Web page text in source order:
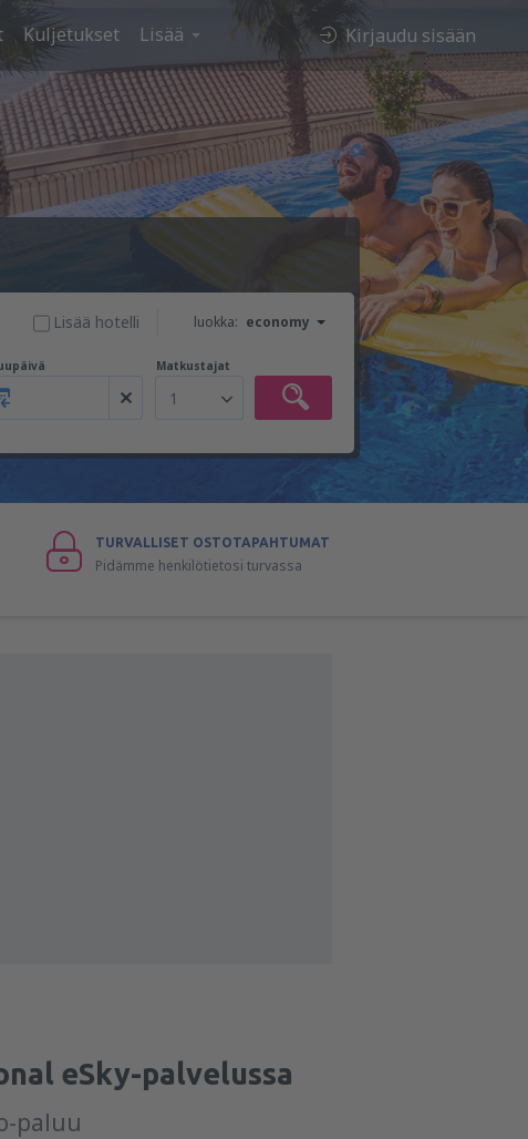
Kuljetukset Lisää Kirjaudu sisään
luokka: economy
Lisää hotelli
Matkustajat
1
TURVALLISET OSTOTAPAHTUMAT
Pidämme henkilötietosi turvassa
eSky-palvelussa
paluu